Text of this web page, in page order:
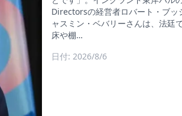
Directorsの経営者ロバート・ブッ
ャスミン・ベバリーさんは、法廷
床や棚…
日付: 2026/8/6